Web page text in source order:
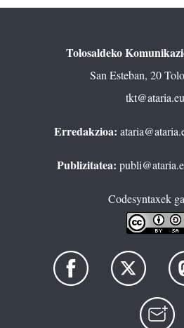
Tolosaldeko
San Esteban, 20
Erredakzioa:
Publizitatea:
Codesyntaxek